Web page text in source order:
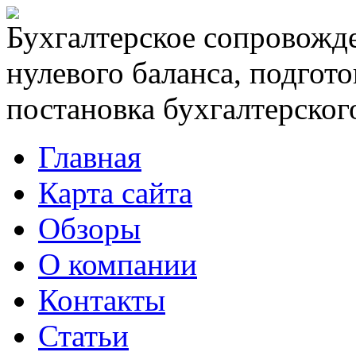
Бухгалтерское
нулевого баланса,
постановка
Главная
Карта сайта
Обзоры
О компании
Контакты
Статьи